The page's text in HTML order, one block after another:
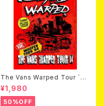
The Vans Warped Tour `04
Beyond Warped (国内盤DV
D)
¥1,980
50%OFF